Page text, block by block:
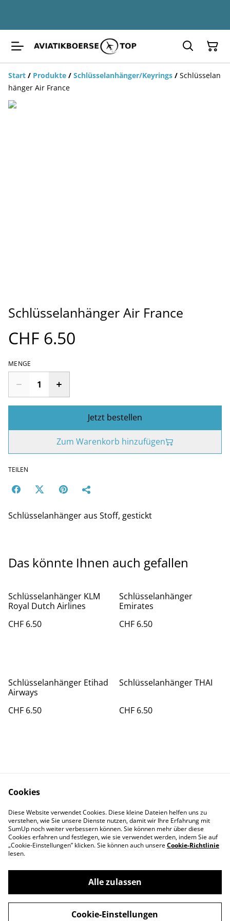
Start / Produkte / Schlüsselanhänger/Keyrings / Schlüsselan
hänger Air France
Schlüsselanhänger Air France
CHF 6.50
MENGE
Jetzt bestellen
Zum Warenkorb hinzufügen
TEILEN
Schlüsselanhänger aus Stoff, gestickt
Das könnte Ihnen auch gefallen
Schlüsselanhänger KLM
Royal Dutch Airlines
CHF 6.50
Schlüsselanhänger
Emirates
CHF 6.50
Schlüsselanhänger Etihad
Airways
CHF 6.50
Schlüsselanhänger THAI
CHF 6.50
Datenschutz
Cookie Policy
Impressum
©2026Aviatikboerse Top Shop
Cookies
Diese Website verwendet Cookies. Diese kleine Dateien helfen uns zu
verstehen, wie Sie unsere Dienste nutzen, damit wir Ihre Erfahrung mit
SumUp noch weiter verbessern können. Sie können mehr über diese
Cookies erfahren und festlegen, wie sie verwendet werden, indem Sie auf
„Cookie-Einstellungen” klicken. Sie können auch unsereCookie-Richtlinie
lesen.
Alle zulassen
Cookie-Einstellungen